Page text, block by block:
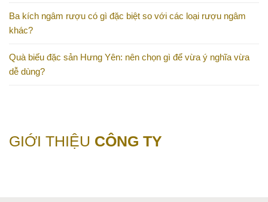
Ba kích ngâm rượu có gì đặc biệt so với các loại rượu ngâm
khác?
Quà biếu đặc sản Hưng Yên: nên chọn gì để vừa ý nghĩa vừa
dễ dùng?
GIỚI THIỆU CÔNG TY